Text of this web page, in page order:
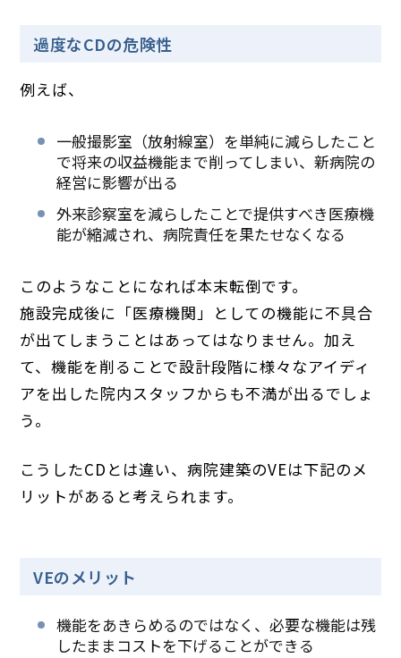
過度なCDの危険性
例えば、
一般撮影室（放射線室）を単純に減らしたこと
で将来の収益機能まで削ってしまい、新病院の
経営に影響が出る
外来診察室を減らしたことで提供すべき医療機
能が縮減され、病院責任を果たせなくなる
このようなことになれば本末転倒です。
施設完成後に「医療機関」としての機能に不具合
が出てしまうことはあってはなりません。加え
て、機能を削ることで設計段階に様々なアイディ
アを出した院内スタッフからも不満が出るでしょ
う。
こうしたCDとは違い、病院建築のVEは下記のメ
リットがあると考えられます。
VEのメリット
機能をあきらめるのではなく、必要な機能は残
したままコストを下げることができる